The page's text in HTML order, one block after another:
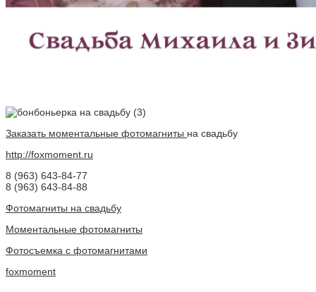
Заказать моментальные фотомагниты на свадьбу
http://foxmoment.ru
8 (963) 643-84-77
8 (963) 643-84-88
Фотомагниты на свадьбу
Моментальные фотомагниты
Фотосъемка с фотомагнитами
foxmoment